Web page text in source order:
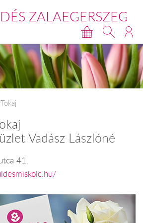
ZALAEGERSZEG
Vadász Lászlóné
41.